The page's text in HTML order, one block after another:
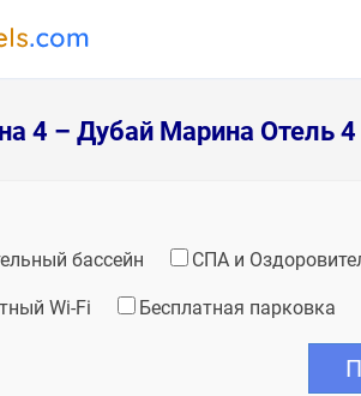
4 – Дубай Марина Отель
бассейн СПА и
Wi-Fi Бесплатная парковка